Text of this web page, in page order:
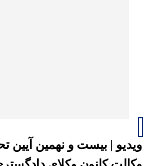
ویدیو | بیست و نهمین آیین